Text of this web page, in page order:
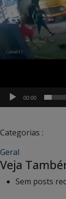
00:00
Categorias :
Geral
Veja
Sem posts